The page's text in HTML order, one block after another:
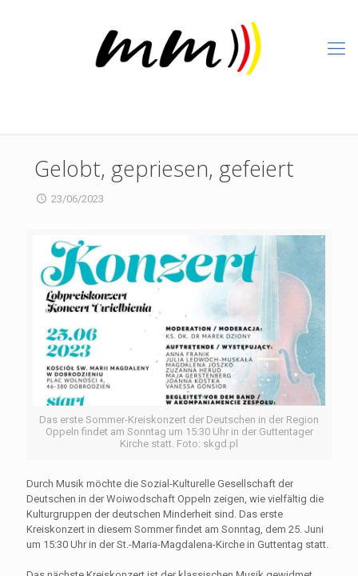
Gelobt, gepriesen, gefeiert
23/06/2023
Das erste Sommer-Kreiskonzert der Deutschen in der Region
Oppeln findet am Sonntag um 15:30 Uhr in der Guttentager
Kirche statt. Foto: skgd.pl
Durch Musik möchte die Sozial-Kulturelle Gesellschaft der
Deutschen in der Woiwodschaft Oppeln zeigen, wie vielfältig die
Kulturgruppen der deutschen Minderheit sind. Das erste
Kreiskonzert in diesem Sommer findet am Sonntag, dem 25. Juni
um 15:30 Uhr in der St.-Maria-Magdalena-Kirche in Guttentag statt.